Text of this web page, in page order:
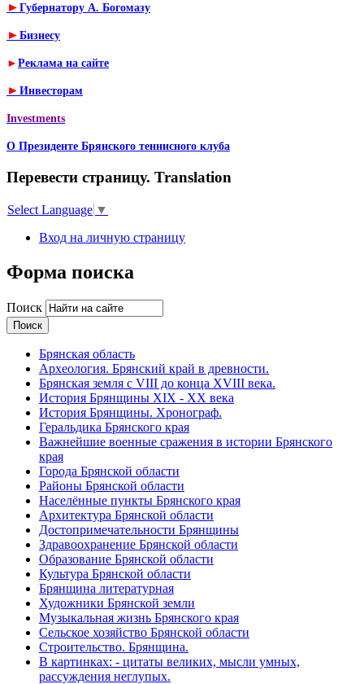
► Губернатору А. Богомазу
► Бизнесу
► Реклама на сайте
► Инвесторам
Investments
О Президенте Брянского теннисного клуба
Перевести страницу. Translation
Select Language ▼
Вход на личную страницу
Форма поиска
Поиск
Брянская область
Археология. Брянский край в древности.
Брянская земля с VIII до конца XVIII века.
История Брянщины XIX - XX века
История Брянщины. Хронограф.
Геральдика Брянского края
Важнейшие военные сражения в истории Брянского
края
Города Брянской области
Районы Брянской области
Населённые пункты Брянского края
Архитектура Брянской области
Достопримечательности Брянщины
Здравоохранение Брянской области
Образование Брянской области
Культура Брянской области
Брянщина литературная
Художники Брянской земли
Музыкальная жизнь Брянского края
Сельское хозяйство Брянской области
Строительство. Брянщина.
В картинках: - цитаты великих, мысли умных,
рассуждения неглупых.